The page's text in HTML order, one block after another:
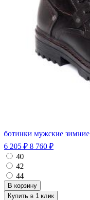
ботинки мужские зимние
6 205 ₽ 8 760 ₽
40
42
44
Купить в 1 клик